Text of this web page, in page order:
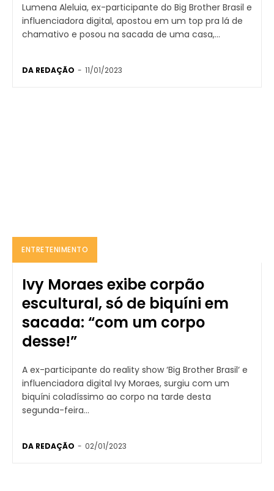
Lumena Aleluia, ex-participante do Big Brother Brasil e
influenciadora digital, apostou em um top pra lá de
chamativo e posou na sacada de uma casa,...
DA REDAÇÃO - 11/01/2023
ENTRETENIMENTO
Ivy Moraes exibe corpão
escultural, só de biquíni em
sacada: “com um corpo
desse!”
A ex-participante do reality show ‘Big Brother Brasil‘ e
influenciadora digital Ivy Moraes, surgiu com um
biquíni coladíssimo ao corpo na tarde desta
segunda-feira...
DA REDAÇÃO - 02/01/2023